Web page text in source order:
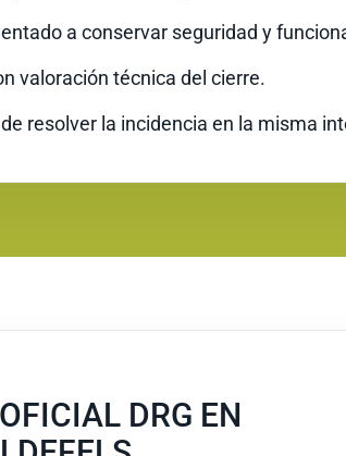
a conservar seguridad y
valoración técnica del cierre.
resolver la incidencia en la misma
DRG EN